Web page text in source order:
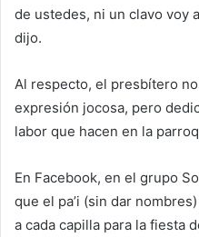
de ustedes, ni un clavo voy
dijo.
Al respecto, el presbítero
expresión jocosa, pero
labor que hacen en la
En Facebook, en el grupo
que el pa’i (sin dar
a cada capilla para la fiesta